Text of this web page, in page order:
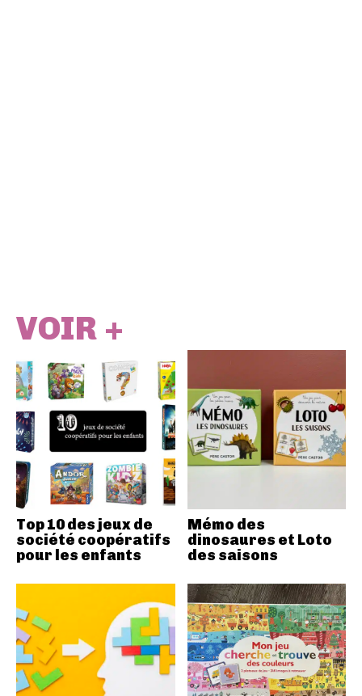
VOIR +
Top 10 des jeux de
société coopératifs
pour les enfants
Mémo des
dinosaures et Loto
des saisons